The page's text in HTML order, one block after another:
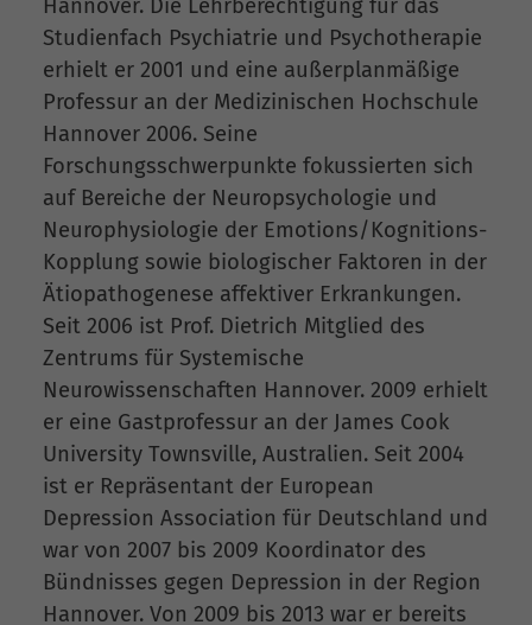
Hannover. Die Lehrberechtigung für das
Studienfach Psychiatrie und Psychotherapie
erhielt er 2001 und eine außerplanmäßige
Professur an der Medizinischen Hochschule
Hannover 2006. Seine
Forschungsschwerpunkte fokussierten sich
auf Bereiche der Neuropsychologie und
Neurophysiologie der Emotions/Kognitions-
Kopplung sowie biologischer Faktoren in der
Ätiopathogenese affektiver Erkrankungen.
Seit 2006 ist Prof. Dietrich Mitglied des
Zentrums für Systemische
Neurowissenschaften Hannover. 2009 erhielt
er eine Gastprofessur an der James Cook
University Townsville, Australien. Seit 2004
ist er Repräsentant der European
Depression Association für Deutschland und
war von 2007 bis 2009 Koordinator des
Bündnisses gegen Depression in der Region
Hannover. Von 2009 bis 2013 war er bereits